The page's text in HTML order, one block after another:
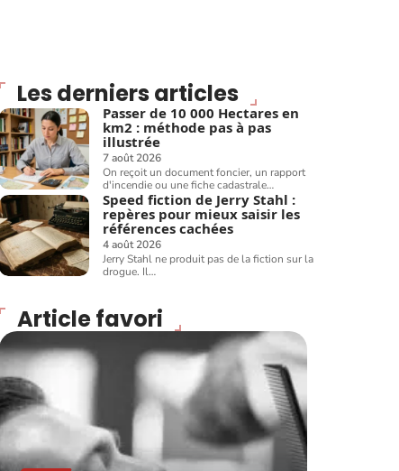
Les derniers articles
Passer de 10 000 Hectares en
km2 : méthode pas à pas
illustrée
7 août 2026
On reçoit un document foncier, un rapport
d'incendie ou une fiche cadastrale…
Speed fiction de Jerry Stahl :
repères pour mieux saisir les
références cachées
4 août 2026
Jerry Stahl ne produit pas de la fiction sur la
drogue. Il…
Article favori